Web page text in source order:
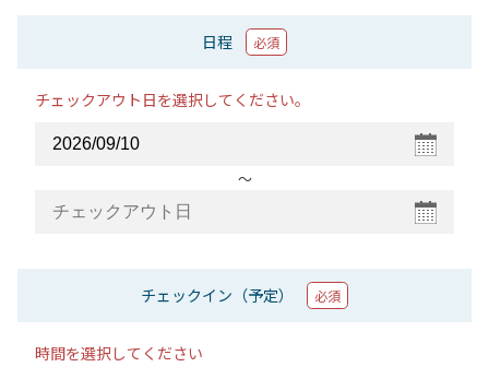
日程 必須
チェックアウト日を選択してください。
〜
チェックイン（予定） 必須
時間を選択してください